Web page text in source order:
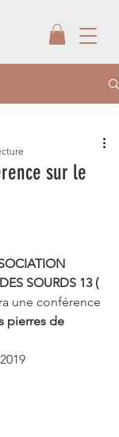
sur le
SOURDS 13 (
une conférence
pierres de